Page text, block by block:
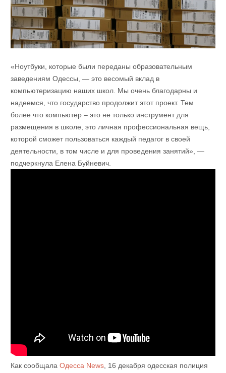
«Ноутбуки, которые были переданы образовательным
заведениям Одессы, — это весомый вклад в
компьютеризацию наших школ. Мы очень благодарны и
надеемся, что государство продолжит этот проект. Тем
более что компьютер – это не только инструмент для
размещения в школе, это личная профессиональная вещь,
которой сможет пользоваться каждый педагог в своей
деятельности, в том числе и для проведения занятий», —
подчеркнула Елена Буйневич.
Как сообщала Одесса News, 16 декабря одесская полиция